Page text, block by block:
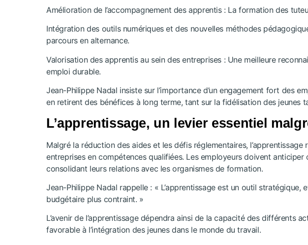
Amélioration de l’accompagnement des apprentis : La formation des
Intégration des outils numériques et des nouvelles méthodes
parcours en alternance.
Valorisation des apprentis au sein des entreprises : Une meilleure
emploi durable.
Jean-Philippe Nadal insiste sur l’importance d’un engagement fort des
en retirent des bénéfices à long terme, tant sur la fidélisation des jeunes
L’apprentissage, un levier essentiel
Malgré la réduction des aides et les défis réglementaires,
entreprises en compétences qualifiées. Les employeurs doivent
consolidant leurs relations avec les organismes de formation.
Jean-Philippe Nadal rappelle : « L’apprentissage est un outil
budgétaire plus contraint. »
L’avenir de l’apprentissage dépendra ainsi de la capacité des différents
favorable à l’intégration des jeunes dans le monde du travail.